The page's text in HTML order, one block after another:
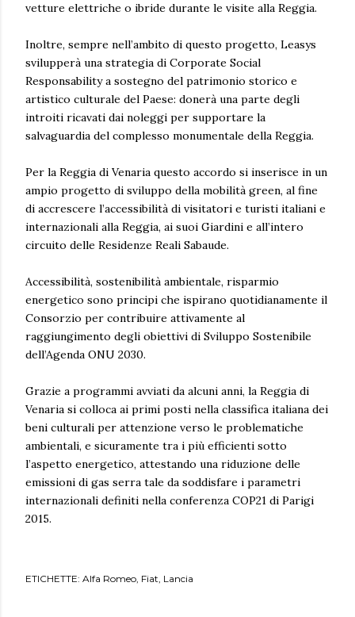
vetture elettriche o ibride durante le visite alla Reggia.
Inoltre, sempre nell’ambito di questo progetto, Leasys
svilupperà una strategia di Corporate Social
Responsability a sostegno del patrimonio storico e
artistico culturale del Paese: donerà una parte degli
introiti ricavati dai noleggi per supportare la
salvaguardia del complesso monumentale della Reggia.
Per la Reggia di Venaria questo accordo si inserisce in un
ampio progetto di sviluppo della mobilità green, al fine
di accrescere l’accessibilità di visitatori e turisti italiani e
internazionali alla Reggia, ai suoi Giardini e all’intero
circuito delle Residenze Reali Sabaude.
Accessibilità, sostenibilità ambientale, risparmio
energetico sono principi che ispirano quotidianamente il
Consorzio per contribuire attivamente al
raggiungimento degli obiettivi di Sviluppo Sostenibile
dell’Agenda ONU 2030.
Grazie a programmi avviati da alcuni anni, la Reggia di
Venaria si colloca ai primi posti nella classifica italiana dei
beni culturali per attenzione verso le problematiche
ambientali, e sicuramente tra i più efficienti sotto
l’aspetto energetico, attestando una riduzione delle
emissioni di gas serra tale da soddisfare i parametri
internazionali definiti nella conferenza COP21 di Parigi
2015.
ETICHETTE: Alfa Romeo Fiat Lancia